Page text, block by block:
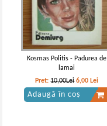
Kosmas Politis - Padurea de
lamai
Pret:10,00Lei 6,00 Lei
Adaugă în coș